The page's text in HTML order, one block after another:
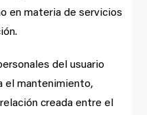
en materia de servicios
del usuario
el mantenimiento,
creada entre el